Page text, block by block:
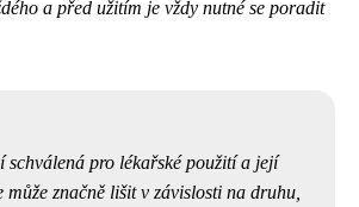
a před užitím je vždy nutné se poradit
schválená pro lékařské použití a její
může značně lišit v závislosti na druhu,